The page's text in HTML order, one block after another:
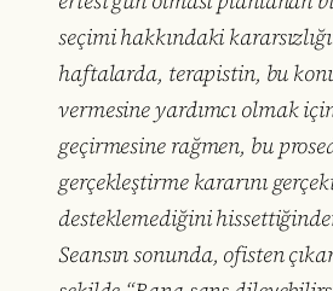
seçimi hakkındaki
haftalarda, terapistin, bu
vermesine yardımcı olmak
geçirmesine rağmen, bu
gerçekleştirme kararını
desteklemediğini
Seansın sonunda, ofisten